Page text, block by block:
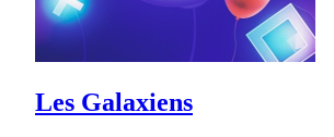
Les Galaxiens